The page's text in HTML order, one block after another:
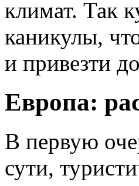
климат. Так
каникулы,
и привезти
Европа:
В первую
сути,